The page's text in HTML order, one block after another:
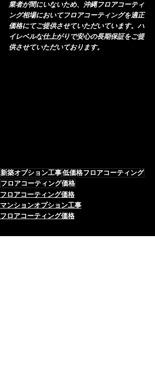
業者が間にいないため、沖縄フロアコーティ
ング相場においてフロアコーティングを適正
価格にてご提供させていただいています。ハ
イレベルな仕上がりで安心の長期保証をご提
供させていただいております。
新築オプション工事低価格フロアコーティング
フロアコーティング価格
フロアコーティング価格
マンションオプション工事
フロアコーティング価格